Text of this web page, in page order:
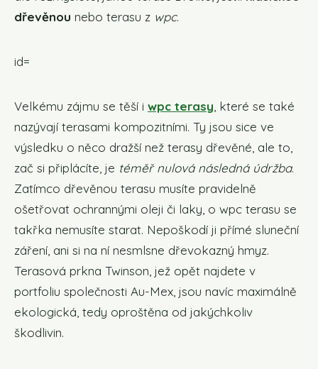
dřevěnou nebo terasu z wpc.
id=
Velkému zájmu se těší i wpc terasy, které se také
nazývají terasami kompozitními. Ty jsou sice ve
výsledku o něco dražší než terasy dřevěné, ale to,
zač si připlácíte, je téměř nulová následná údržba.
Zatímco dřevěnou terasu musíte pravidelně
ošetřovat ochrannými oleji či laky, o wpc terasu se
takřka nemusíte starat. Nepoškodí ji přímé sluneční
záření, ani si na ní nesmlsne dřevokazný hmyz.
Terasová prkna Twinson, jež opět najdete v
portfoliu společnosti Au-Mex, jsou navíc maximálně
ekologická, tedy oproštěna od jakýchkoliv
škodlivin.